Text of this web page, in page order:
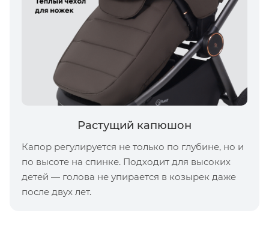
Растущий капюшон
Капор регулируется не только по глубине, но и
по высоте на спинке. Подходит для высоких
детей — голова не упирается в козырек даже
после двух лет.